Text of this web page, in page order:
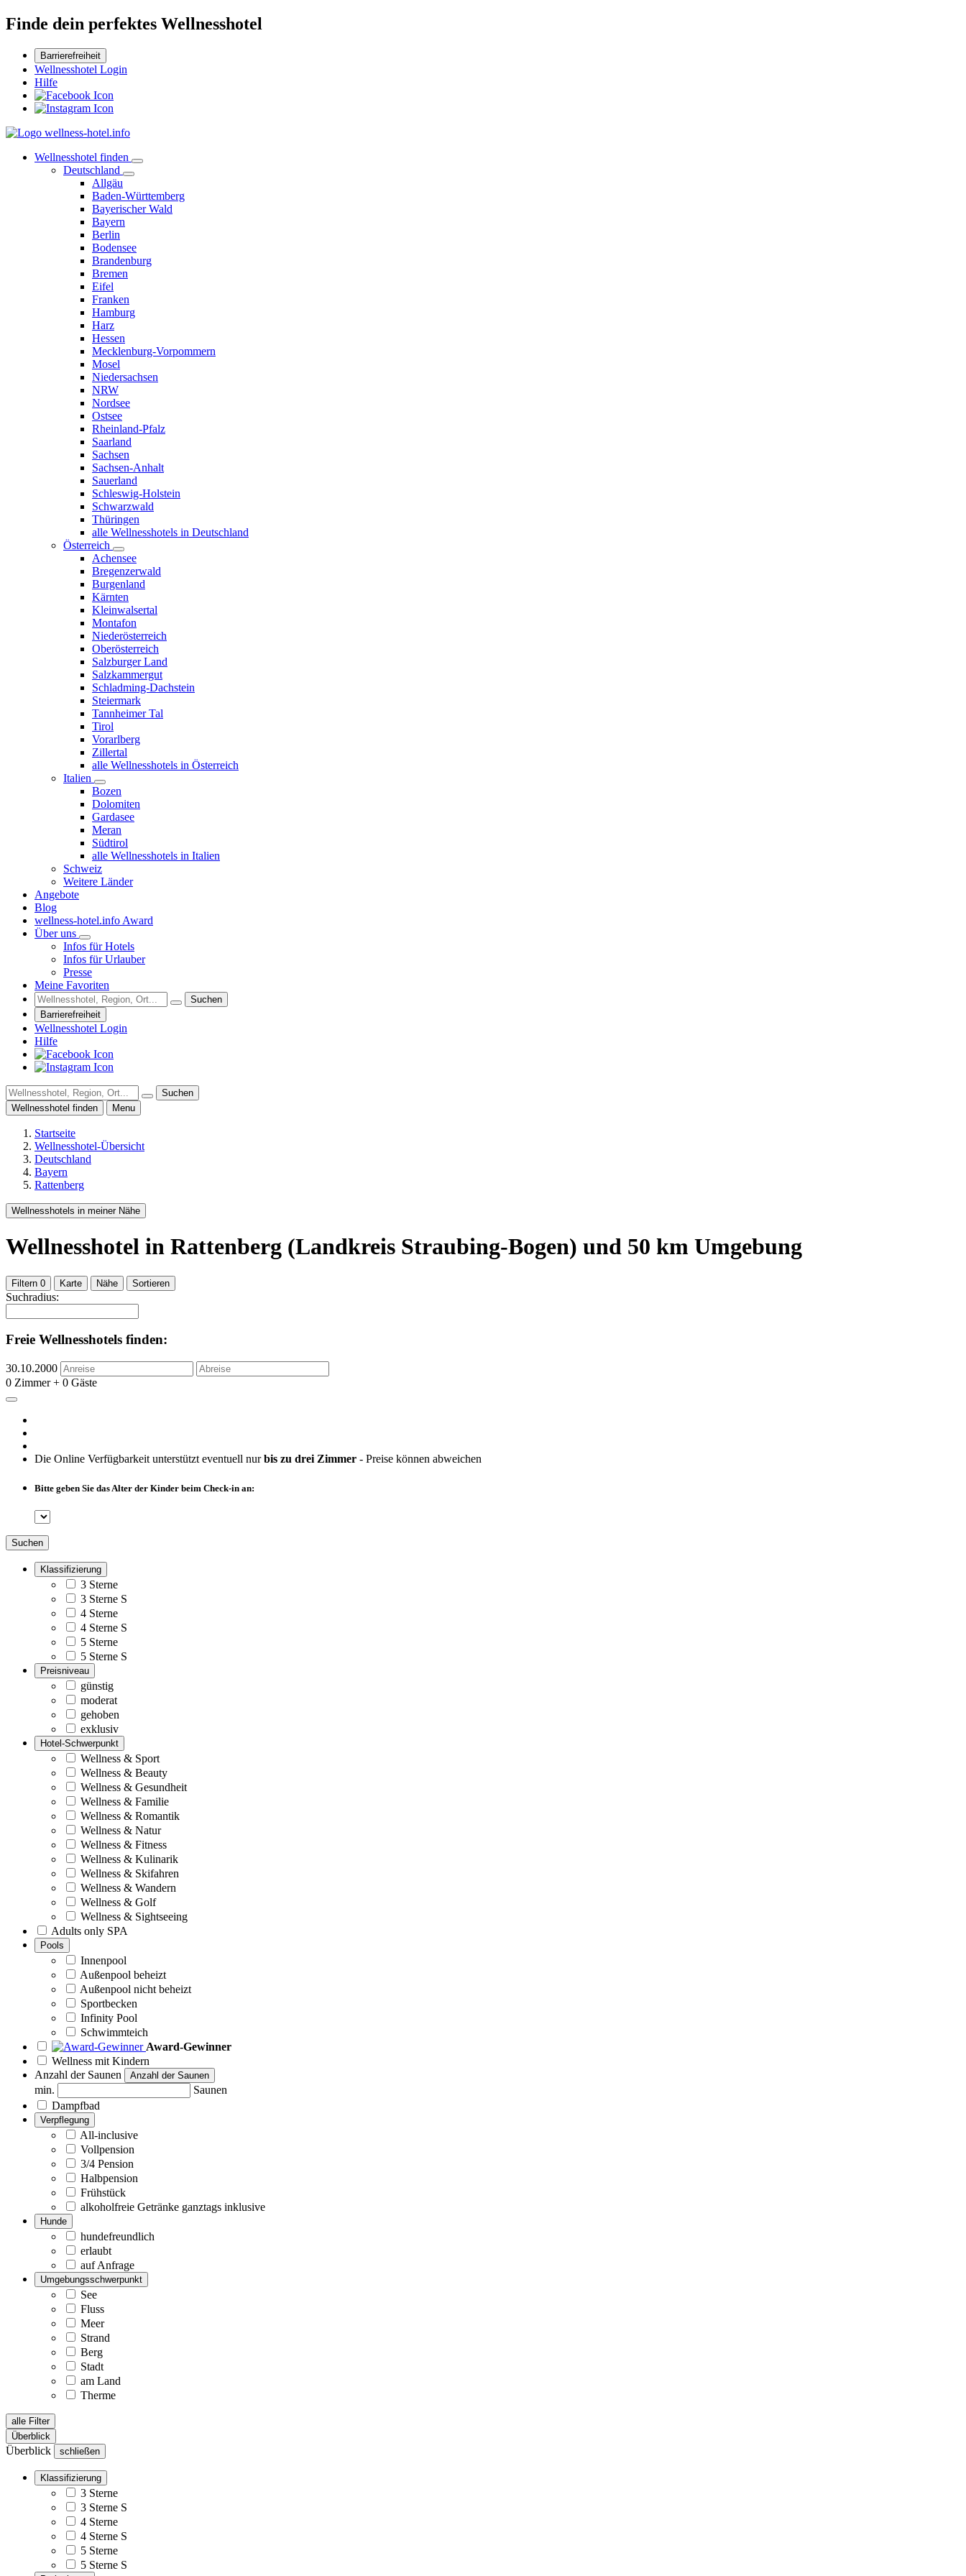
Finde dein perfektes Wellnesshotel
Barrierefreiheit
Wellnesshotel Login
Hilfe
Wellnesshotel finden
Deutschland
Allgäu
Baden-Württemberg
Bayerischer Wald
Bayern
Berlin
Bodensee
Brandenburg
Bremen
Eifel
Franken
Hamburg
Harz
Hessen
Mecklenburg-Vorpommern
Mosel
Niedersachsen
NRW
Nordsee
Ostsee
Rheinland-Pfalz
Saarland
Sachsen
Sachsen-Anhalt
Sauerland
Schleswig-Holstein
Schwarzwald
Thüringen
alle Wellnesshotels in Deutschland
Österreich
Achensee
Bregenzerwald
Burgenland
Kärnten
Kleinwalsertal
Montafon
Niederösterreich
Oberösterreich
Salzburger Land
Salzkammergut
Schladming-Dachstein
Steiermark
Tannheimer Tal
Tirol
Vorarlberg
Zillertal
alle Wellnesshotels in Österreich
Italien
Bozen
Dolomiten
Gardasee
Meran
Südtirol
alle Wellnesshotels in Italien
Schweiz
Weitere Länder
Angebote
Blog
wellness-hotel.info Award
Über uns
Infos für Hotels
Infos für Urlauber
Presse
Meine Favoriten
Suchen
Barrierefreiheit
Wellnesshotel Login
Hilfe
Suchen
Wellnesshotel finden
Menu
Startseite
Wellnesshotel-Übersicht
Deutschland
Bayern
Rattenberg
Wellnesshotels in meiner Nähe
Wellnesshotel in Rattenberg (Landkreis Straubing-Bogen) und 50 km Umgebung
Filtern 0 Karte Nähe Sortieren
Suchradius:
Freie Wellnesshotels finden:
30.10.2000
0 Zimmer + 0 Gäste
Die Online Verfügbarkeit unterstützt eventuell nurbis zu drei Zimmer - Preise können abweichen
Bitte geben Sie das Alter der Kinder beim Check-in an:
Suchen
Klassifizierung
3 Sterne
3 Sterne S
4 Sterne
4 Sterne S
5 Sterne
5 Sterne S
Preisniveau
günstig
moderat
gehoben
exklusiv
Hotel-Schwerpunkt
Wellness & Sport
Wellness & Beauty
Wellness & Gesundheit
Wellness & Familie
Wellness & Romantik
Wellness & Natur
Wellness & Fitness
Wellness & Kulinarik
Wellness & Skifahren
Wellness & Wandern
Wellness & Golf
Wellness & Sightseeing
Adults only SPA
Pools
Innenpool
Außenpool beheizt
Außenpool nicht beheizt
Sportbecken
Infinity Pool
Schwimmteich
Award-Gewinner
Wellness mit Kindern
Anzahl der Saunen
Anzahl der Saunen
min.
Saunen
Dampfbad
Verpflegung
All-inclusive
Vollpension
3/4 Pension
Halbpension
Frühstück
alkoholfreie Getränke ganztags inklusive
Hunde
hundefreundlich
erlaubt
auf Anfrage
Umgebungsschwerpunkt
See
Fluss
Meer
Strand
Berg
Stadt
am Land
Therme
alle Filter
Überblick
Überblick schließen
Klassifizierung
3 Sterne
3 Sterne S
4 Sterne
4 Sterne S
5 Sterne
5 Sterne S